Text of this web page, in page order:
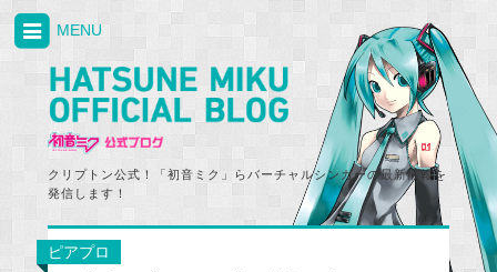
クリプトン公式！「初音ミク」らバーチャルシンガーの最新情報を
発信します！
MENU
ピアプロ